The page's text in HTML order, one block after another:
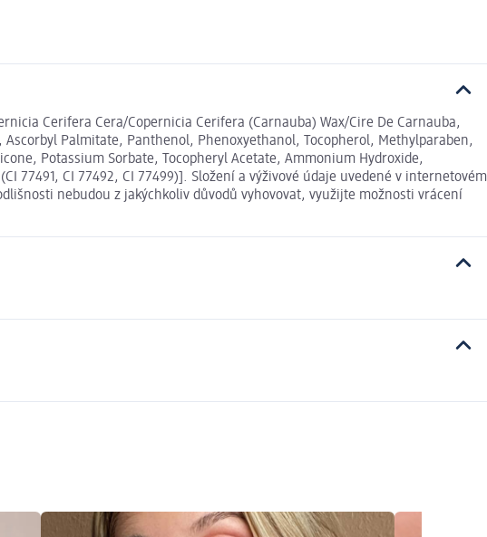
Cerifera Cera/Copernicia Cerifera (Carnauba) Wax/Cire De Carnauba,
Palmitate, Panthenol, Phenoxyethanol, Tocopherol, Methylparaben,
Potassium Sorbate, Tocopheryl Acetate, Ammonium Hydroxide,
77491, CI 77492, CI 77499)]. Složení a výživové údaje uvedené v internetovém
nebudou z jakýchkoliv důvodů vyhovovat, využijte možnosti vrácení